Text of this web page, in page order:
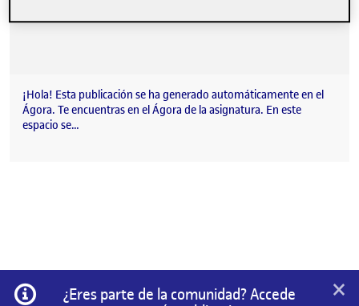
¡Hola! Esta publicación se ha generado automáticamente en el
Ágora. Te encuentras en el Ágora de la asignatura. En este
espacio se…
Información
¿Eres parte de la comunidad? Accede
×